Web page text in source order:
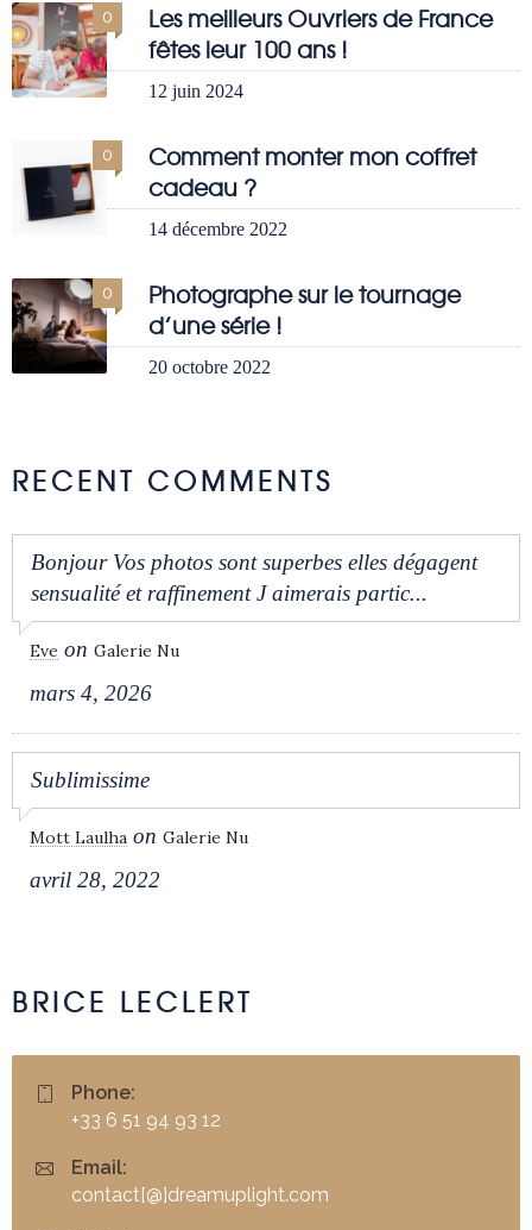
0
Les meilleurs Ouvriers de France
fêtes leur 100 ans !
12 juin 2024
0
Comment monter mon coffret
cadeau ?
14 décembre 2022
0
Photographe sur le tournage
d’une série !
20 octobre 2022
RECENT COMMENTS
Bonjour Vos photos sont superbes elles dégagent
sensualité et raffinement J aimerais partic...
Eve on Galerie Nu
mars 4, 2026
Sublimissime
Mott Laulha on Galerie Nu
avril 28, 2022
BRICE LECLERT
Phone:
+33 6 51 94 93 12
Email:
contact[@]dreamuplight.com